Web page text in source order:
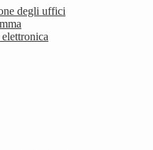
degli uffici